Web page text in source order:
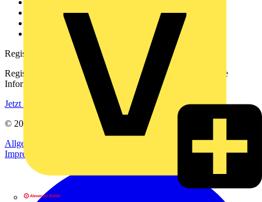
Downloadbereich (PDFs)
Häufig gestellte Fragen
voltimum.com
Registrierung
Registrieren Sie sich kostenlos und erhalten Sie stets aktuelle
Informationen aus der Elektroindustrie.
Jetzt registrieren
© 2002-
Allgemeine Geschäftsbedingungen
Datenschutzerklärung
Impressum